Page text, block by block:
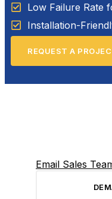
Low Failure Rate
Installation-
REQUEST A
Email Sales